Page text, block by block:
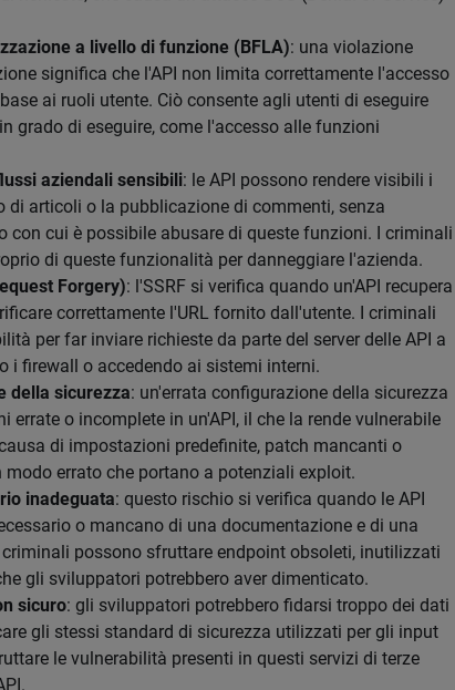
a livello di funzione (BFLA): una violazione
significa che l'API non limita correttamente l'accesso
ai ruoli utente. Ciò consente agli utenti di eseguire
grado di eseguire, come l'accesso alle funzioni
aziendali sensibili: le API possono rendere visibili i
di articoli o la pubblicazione di commenti, senza
con cui è possibile abusare di queste funzioni. I criminali
di queste funzionalità per danneggiare l'azienda.
Forgery): l'SSRF si verifica quando un'API recupera
correttamente l'URL fornito dall'utente. I criminali
per far inviare richieste da parte del server delle API a
i firewall o accedendo ai sistemi interni.
della sicurezza: un'errata configurazione della sicurezza
o incomplete in un'API, il che la rende vulnerabile
di impostazioni predefinite, patch mancanti o
errato che portano a potenziali exploit.
inadeguata: questo rischio si verifica quando le API
o mancano di una documentazione e di una
possono sfruttare endpoint obsoleti, inutilizzati
gli sviluppatori potrebbero aver dimenticato.
sicuro: gli sviluppatori potrebbero fidarsi troppo dei dati
gli stessi standard di sicurezza utilizzati per gli input
le vulnerabilità presenti in questi servizi di terze